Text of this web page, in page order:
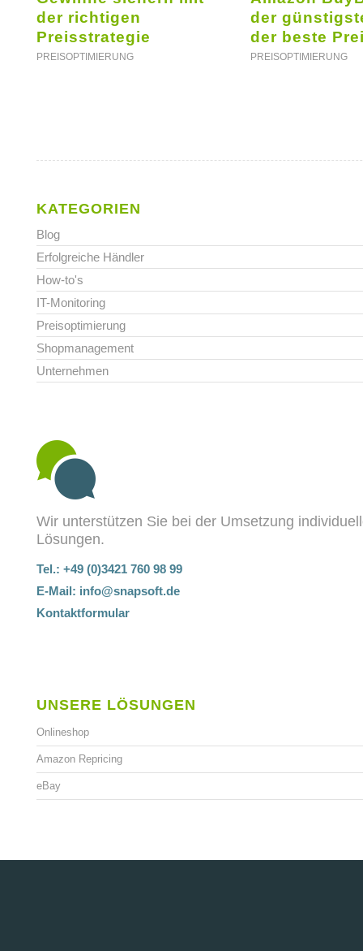
der richtigen
Preisstrategie
PREISOPTIMIERUNG
der
der beste
PREISOPTIMIERUNG
KATEGORIEN
Blog
Erfolgreiche Händler
How-to's
IT-Monitoring
Preisoptimierung
Shopmanagement
Unternehmen
Wir unterstützen Sie bei der Umsetzung
Lösungen.
Tel.: +49 (0)3421 760 98 99
E-Mail: info@snapsoft.de
Kontaktformular
UNSERE LÖSUNGEN
Onlineshop
Amazon Repricing
eBay